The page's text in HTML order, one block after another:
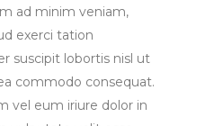
ad minim veniam,
exerci tation
suscipit lobortis nisl ut
commodo consequat.
vel eum iriure dolor in